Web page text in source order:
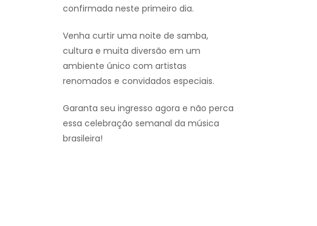
confirmada neste primeiro dia.
Venha curtir uma noite de samba,
cultura e muita diversão em um
ambiente único com artistas
renomados e convidados especiais.
Garanta seu ingresso agora e não perca
essa celebração semanal da música
brasileira!